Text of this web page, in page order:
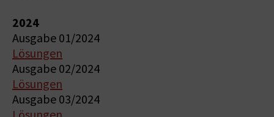
2024
Ausgabe 01/2024
Lösungen
Ausgabe 02/2024
Lösungen
Ausgabe 03/2024